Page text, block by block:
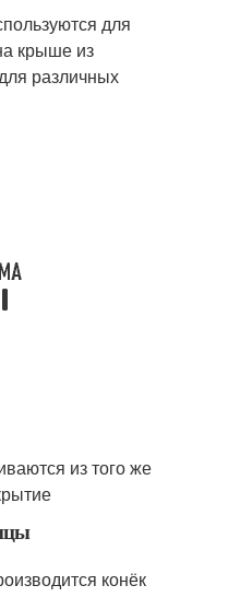
из того же
конёк